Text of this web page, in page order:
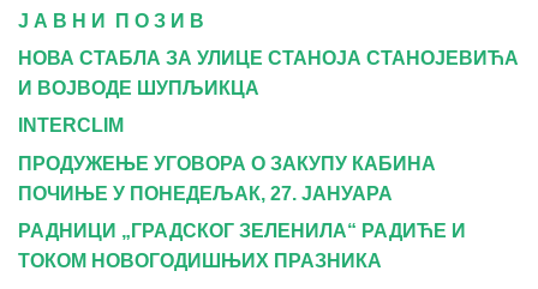
Ј А В Н И П О З И В
НОВА СТАБЛА ЗА УЛИЦЕ СТАНОЈА СТАНОЈЕВИЋА
И ВОЈВОДЕ ШУПЉИКЦА
INTERCLIM
ПРОДУЖЕЊЕ УГОВОРА О ЗАКУПУ КАБИНА
ПОЧИЊЕ У ПОНЕДЕЉАК, 27. ЈАНУАРА
РАДНИЦИ „ГРАДСКОГ ЗЕЛЕНИЛА“ РАДИЋЕ И
ТОКОМ НОВОГОДИШЊИХ ПРАЗНИКА